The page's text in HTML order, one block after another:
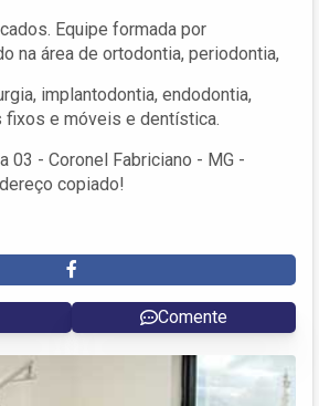
Equipe formada por
na área de ortodontia, periodontia,
implantodontia, endodontia,
fixos e móveis e dentística.
03 - Coronel Fabriciano - MG -
copiado!
Comente